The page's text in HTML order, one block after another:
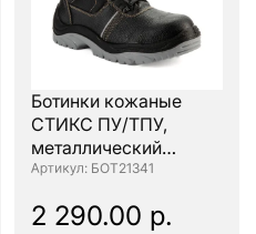
Ботинки кожаные
СТИКС ПУ/ТПУ,
металлический
подносок: БОТ21341
2 290.00 р.